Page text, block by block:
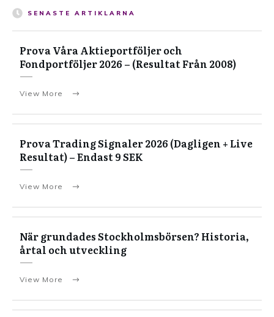
SENASTE ARTIKLARNA
Prova Våra Aktieportföljer och
Fondportföljer 2026 – (Resultat Från 2008)
View More
Prova Trading Signaler 2026 (Dagligen + Live
Resultat) – Endast 9 SEK
View More
När grundades Stockholmsbörsen? Historia,
årtal och utveckling
View More